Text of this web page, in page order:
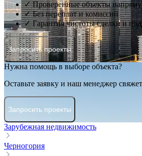
✓ Проверенные объекты
✓ Без переплат и комиссий
✓ Гарантия чистоты сделки и
Запросить проекты
Нужна помощь в выборе объекта?
Оставьте заявку и наш менеджер
Запросить проекты
Зарубежная недвижимость
Черногория